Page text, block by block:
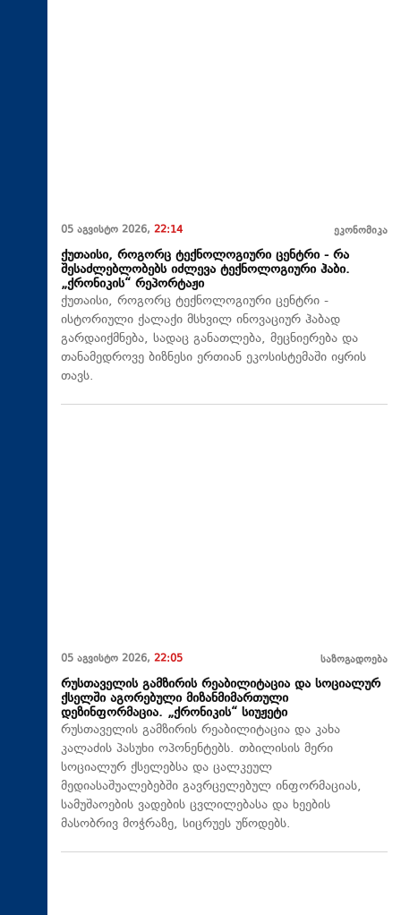
05 აგვისტო 2026, 22:14 ეკონომიკა
ქუთაისი, როგორც ტექნოლოგიური ცენტრი - რა
შესაძლებლობებს იძლევა ტექნოლოგიური ჰაბი.
„ქრონიკის“ რეპორტაჟი
ქუთაისი, როგორც ტექნოლოგიური ცენტრი -
ისტორიული ქალაქი მსხვილ ინოვაციურ ჰაბად
გარდაიქმნება, სადაც განათლება, მეცნიერება და
თანამედროვე ბიზნესი ერთიან ეკოსისტემაში იყრის
თავს.
05 აგვისტო 2026, 22:05 საზოგადოება
რუსთაველის გამზირის რეაბილიტაცია და სოციალურ
ქსელში აგორებული მიზანმიმართული
დეზინფორმაცია. „ქრონიკის“ სიუჟეტი
რუსთაველის გამზირის რეაბილიტაცია და კახა
კალაძის პასუხი ოპონენტებს. თბილისის მერი
სოციალურ ქსელებსა და ცალკეულ
მედიასაშუალებებში გავრცელებულ ინფორმაციას,
სამუშაოების ვადების ცვლილებასა და ხეების
მასობრივ მოჭრაზე, სიცრუეს უწოდებს.